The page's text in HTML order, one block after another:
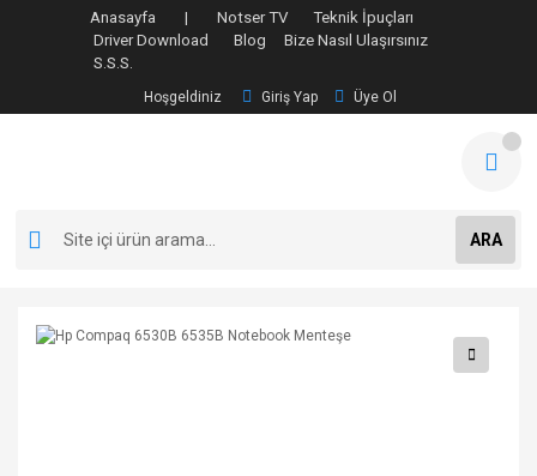
Anasayfa | Notser TV
Teknik İpuçları
Driver Download
Blog
Bize Nasıl Ulaşırsınız
S.S.S.
Hoşgeldiniz Giriş Yap Üye Ol
ARA